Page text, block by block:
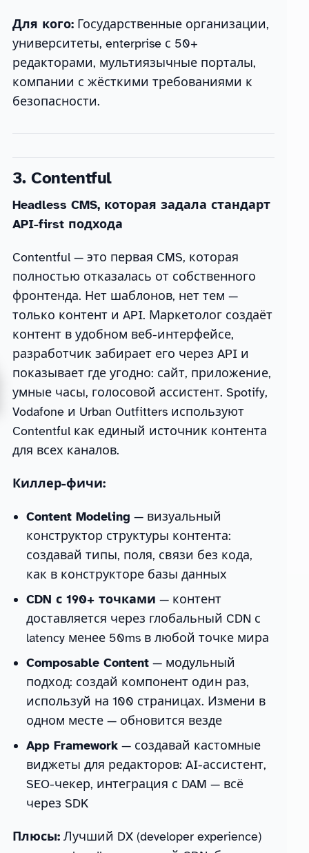
Для кого:Государственные организации,
университеты, enterprise с 50+
редакторами, мультиязычные порталы,
компании с жёсткими требованиями к
безопасности.
3. Contentful
Headless CMS, которая задала стандарт
API-first подхода
Contentful — это первая CMS, которая
полностью отказалась от собственного
фронтенда. Нет шаблонов, нет тем —
только контент и API. Маркетолог создаёт
контент в удобном веб-интерфейсе,
разработчик забирает его через API и
показывает где угодно: сайт, приложение,
умные часы, голосовой ассистент. Spotify,
Vodafone и Urban Outfitters используют
Contentful как единый источник контента
для всех каналов.
Киллер-фичи:
Content Modeling — визуальный
конструктор структуры контента:
создавай типы, поля, связи без кода,
как в конструкторе базы данных
CDN с 190+ точками — контент
доставляется через глобальный CDN с
latency менее 50ms в любой точке мира
Composable Content— модульный
подход: создай компонент один раз,
используй на 100 страницах. Измени в
одном месте — обновится везде
App Framework— создавай кастомные
виджеты для редакторов: AI-ассистент,
SEO-чекер, интеграция с DAM — всё
через SDK
Плюсы:Лучший DX (developer experience)